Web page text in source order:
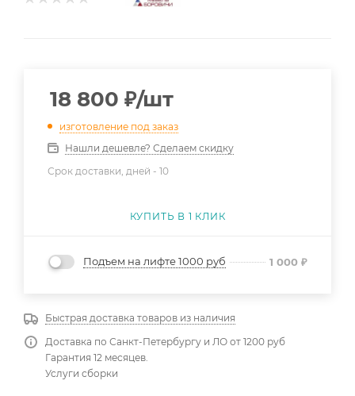
18 800 ₽/шт
изготовление под заказ
Нашли дешевле? Сделаем скидку
Срок доставки, дней - 10
КУПИТЬ В 1 КЛИК
Подъем на лифте 1000 руб 1 000 ₽
Быстрая доставка товаров из наличия
Доставка по Санкт-Петербургу и ЛО от 1200 руб
Гарантия 12 месяцев.
Услуги сборки